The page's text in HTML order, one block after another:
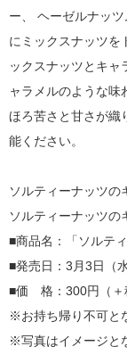
ー、 ヘーゼルナッ
にミックスナッツを
ックスナッツとキャ
ャラメルのような味
ほろ苦さと甘さが織
能ください。
ソルティーナッツの
ソルティーナッツの
■商品名：「ソルテ
■発売日：3月3日（
■価 格：300円（＋
※お持ち帰り不可と
※写真はイメージと